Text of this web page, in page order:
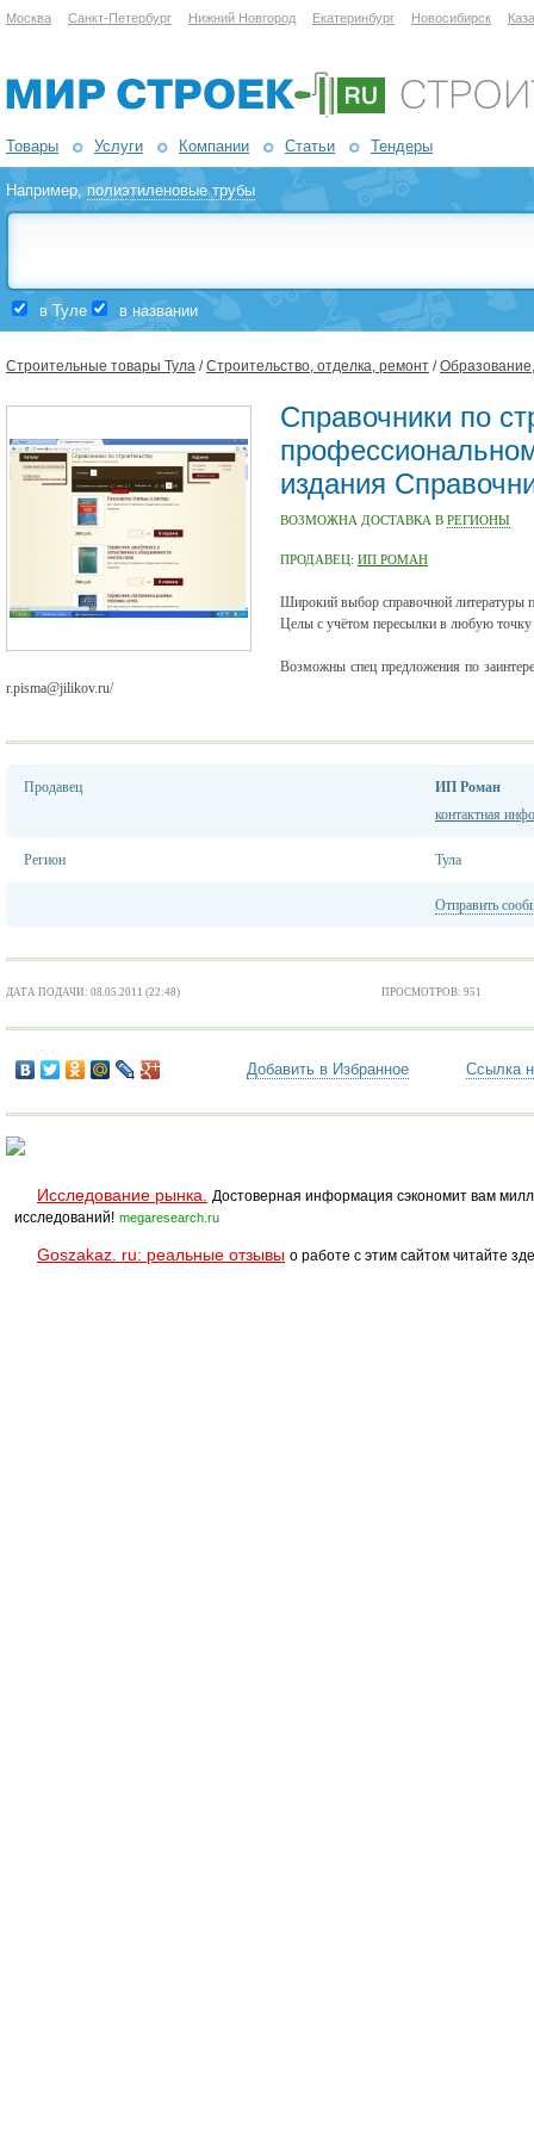
Москва Санкт-Петербург Нижний Новгород Екатеринбург Новосибирск
Товары Услуги Компании Статьи Тендеры
Например,полиэтиленовые трубы
в Туле в названии
Строительные товары Тула /Строительство, отделка, ремонт /
Справочники по
издания
ВОЗМОЖНА ДОСТАВКА В РЕГИОНЫ
ПРОДАВЕЦ: ИП РОМАН
Широкий выбор справочной литературы
Целы с учётом пересылки в любую
Возможны спец предложения по
r.pisma@jilikov.ru/
Продавец
ИП Роман
контактная
Регион Тула
Отправить
ДАТА ПОДАЧИ: 08.05.2011 (22:48) ПРОСМОТРОВ: 951
Добавить в Избранное Ссылка
Исследование рынка.
Достоверная информация сэкономит вам
исследований! megaresearch.ru
Goszakaz. ru: реальные отзывы о работе с этим сайтом читайте